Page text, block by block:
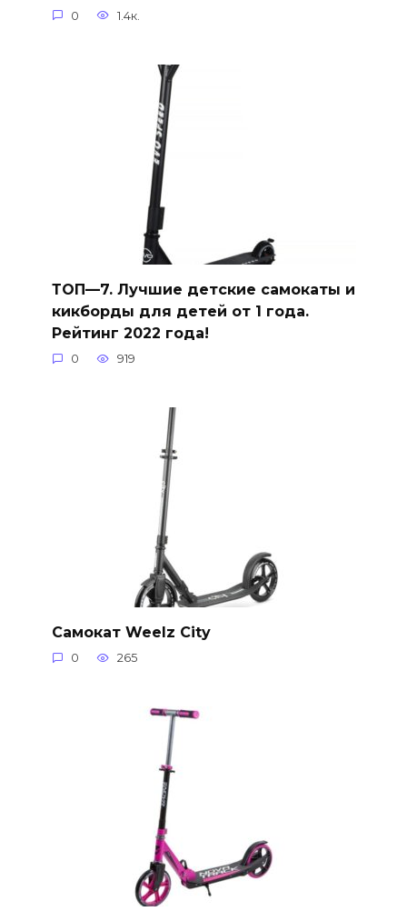
0 1.4к.
ТОП—7. Лучшие детские самокаты и
кикборды для детей от 1 года.
Рейтинг 2022 года!
0 919
Самокат Weelz City
0 265